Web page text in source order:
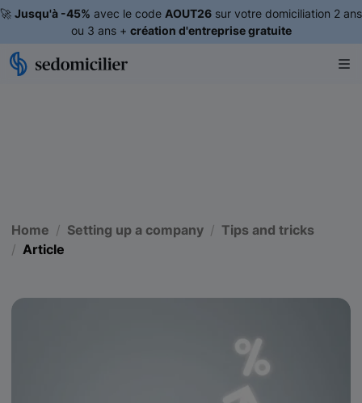
🚀 Jusqu'à -45% avec le code AOUT26 sur votre domiciliation 2 ans
ou 3 ans + création d'entreprise gratuite
Home Setting up a company
Tips and tricks
Article